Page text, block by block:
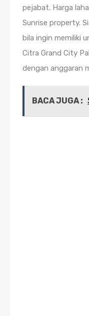
pejabat. Harga
Sunrise property.
bila ingin memiliki
Citra Grand City
dengan anggaran
BACA JUGA :